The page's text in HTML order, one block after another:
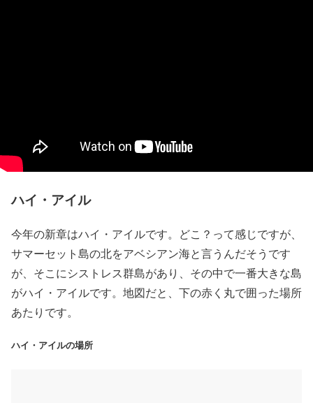
ハイ・アイル
今年の新章はハイ・アイルです。どこ？って感じですが、
サマーセット島の北をアベシアン海と言うんだそうです
が、そこにシストレス群島があり、その中で一番大きな島
がハイ・アイルです。地図だと、下の赤く丸で囲った場所
あたりです。
ハイ・アイルの場所